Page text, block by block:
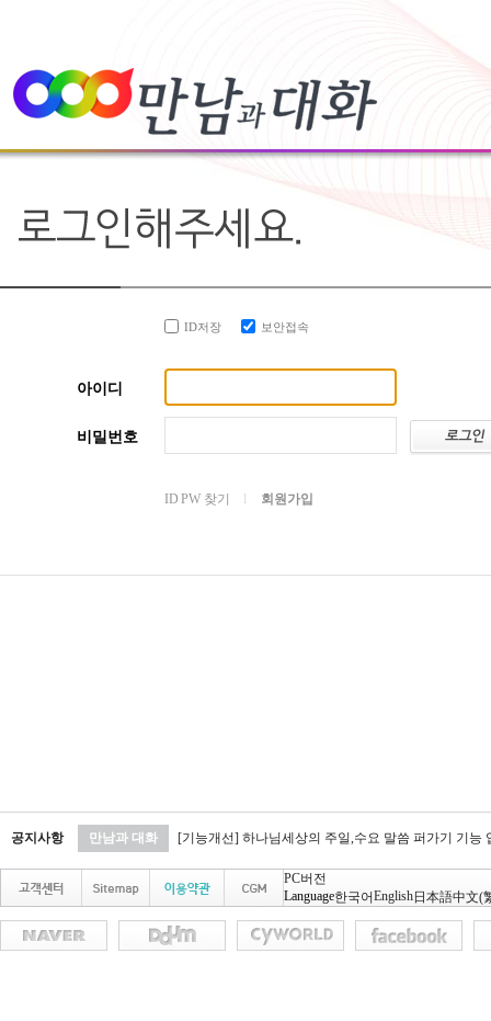
ID저장 보안접속
아이디
비밀번호
ID PW 찾기 회원가입
공지사항 만남과 대화 [기능개선] 하나님세상의 주일,수요 말씀 퍼가기 기능
PC버전
Language한국어English日本語中文(